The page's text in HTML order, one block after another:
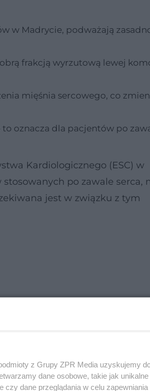
w Madrycie, podważają
frakcją wyrzutową lewej
mięśnia sercowego, co
oznacza dla pacjentów po
Kardiologicznego (ESC) w
po zawale serca,
jest w związku z tym
z Grupy ZPR Media uzyskujemy
dane osobowe, takie jak
czy dane przeglądania w celu zapewniania